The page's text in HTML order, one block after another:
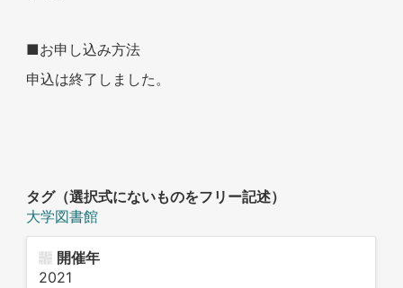
■お申し込み方法
申込は終了しました。
タグ（選択式にないものをフリー記述）
大学図書館
開催年
2021